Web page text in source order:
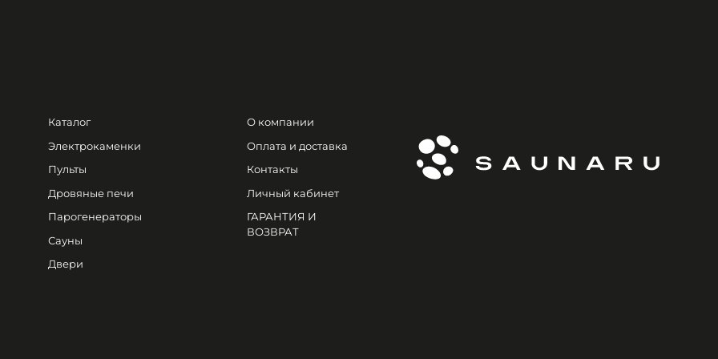
Каталог
Электрокаменки
Пульты
Дровяные печи
Парогенераторы
Сауны
Двери
О компании
Оплата и доставка
Контакты
Личный кабинет
ГАРАНТИЯ И
ВОЗВРАТ